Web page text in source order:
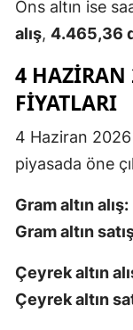
Ons altın ise
alış, 4.465,36
4 HAZIRAN
FIYATLARI
4 Haziran
piyasada öne
Gram altın alış:
Gram altın
Çeyrek altın
Çeyrek altın